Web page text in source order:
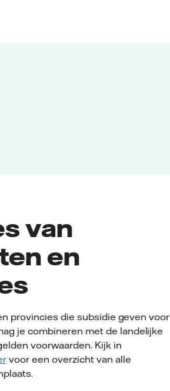
van
en
provincies die subsidie geven voor
je combineren met de landelijke
voorwaarden. Kijk in
voor een overzicht van alle